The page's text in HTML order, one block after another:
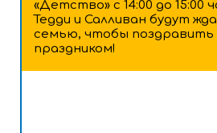
«Детство» с 14:00 до 15:00
Тедди и Салливан будут
семью, чтобы
праздником!